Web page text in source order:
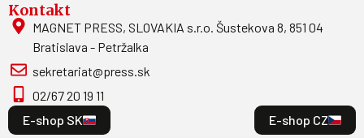
Kontakt
MAGNET PRESS, SLOVAKIA s.r.o. Šustekova 8, 851 04
Bratislava - Petržalka
sekretariat@press.sk
02/67 20 19 11
E-shop SK
E-shop CZ